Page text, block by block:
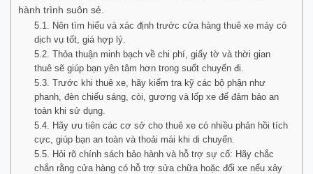
hành trình suôn sẻ.
5.1. Nên tìm hiểu và xác định trước cửa hàng thuê xe máy có
dịch vụ tốt, giá hợp lý.
5.2. Thỏa thuận minh bạch về chi phí, giấy tờ và thời gian
thuê sẽ giúp bạn yên tâm hơn trong suốt chuyến đi.
5.3. Trước khi thuê xe, hãy kiểm tra kỹ các bộ phận như
phanh, đèn chiếu sáng, còi, gương và lốp xe để đảm bảo an
toàn khi sử dụng.
5.4. Hãy ưu tiên các cơ sở cho thuê xe có nhiều phản hồi tích
cực, giúp bạn an toàn và thoải mái khi di chuyển.
5.5. Hỏi rõ chính sách bảo hành và hỗ trợ sự cố: Hãy chắc
chắn rằng cửa hàng có hỗ trợ sửa chữa hoặc đổi xe nếu xảy